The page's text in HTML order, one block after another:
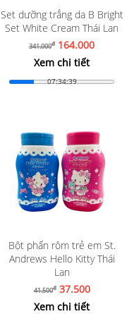
Set dưỡng trắng da B Bright
Set White Cream Thái Lan
341.000đ 164.000
Xem chi tiết
07:34:37
Bột phấn rôm trẻ em St.
Andrews Hello Kitty Thái
Lan
41.500đ37.500
Xem chi tiết